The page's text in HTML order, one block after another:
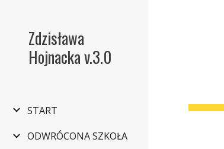
Zdzisława
Hojnacka v.3.0
START
ODWRÓCONA SZKOŁA